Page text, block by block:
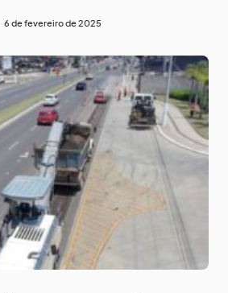
6 de fevereiro de 2025